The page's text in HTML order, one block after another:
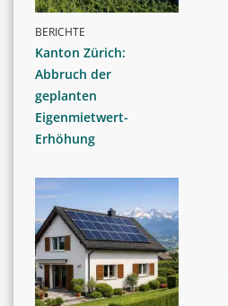
BERICHTE
Kanton Zürich:
Abbruch der
geplanten
Eigenmietwert-
Erhöhung